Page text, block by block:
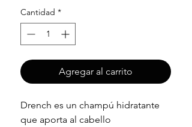
Cantidad *
Agregar al carrito
Drench es un champú hidratante
que aporta al cabello